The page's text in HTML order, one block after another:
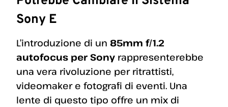
Sony E
L’introduzione di un 85mm f/1.2
autofocus per Sony rappresenterebbe
una vera rivoluzione per ritrattisti,
videomaker e fotografi di eventi. Una
lente di questo tipo offre un mix di